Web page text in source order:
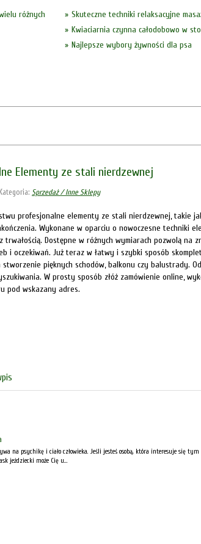
różnych
Skuteczne techniki relaksacyjne
Kwiaciarnia czynna całodobowo w
Najlepsze wybory żywności dla psa
Elementy ze stali nierdzewnej
Kategoria: Sprzedaż / Inne Sklepy
profesjonalne elementy ze stali nierdzewnej, takie
Wykonane w oparciu o nowoczesne techniki
trwałością. Dostępne w różnych wymiarach pozwolą na
i oczekiwań. Już teraz w łatwy i szybki sposób
stworzenie pięknych schodów, balkonu czy balustrady.
W prosty sposób złóż zamówienie online,
pod wskazany adres.
na psychikę i ciało człowieka. Jeśli jesteś osobą, która interesuje się tym
jeździecki może Cię u...